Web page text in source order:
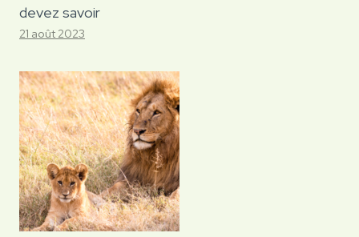
devez savoir
21 août 2023